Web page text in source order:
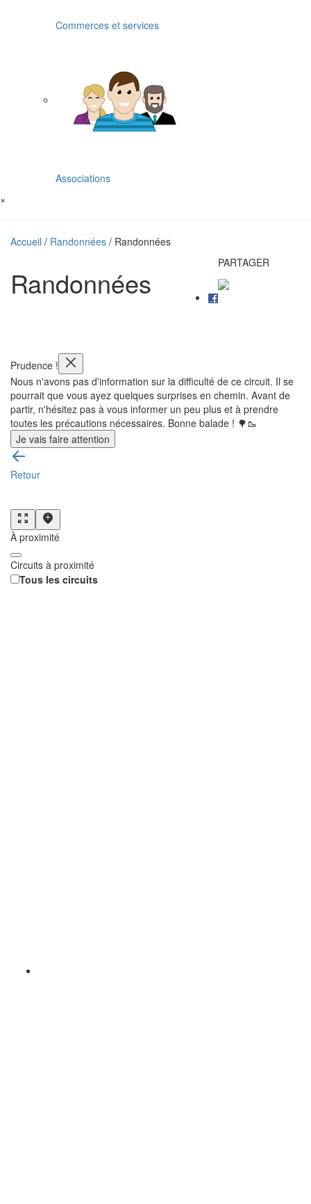
Commerces et services
Associations
×
Accueil / Randonnées / Randonnées
Randonnées
PARTAGER
Prudence !
Nous n'avons pas d'information sur la difficulté de ce circuit. Il se
pourrait que vous ayez quelques surprises en chemin. Avant de
partir, n'hésitez pas à vous informer un peu plus et à prendre
toutes les précautions nécessaires. Bonne balade ! 🌳🥾
Je vais faire attention
Retour
À proximité
Circuits à proximité
Tous les circuits